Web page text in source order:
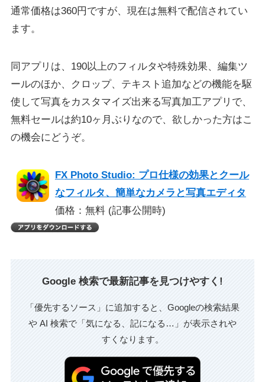
通常価格は360円ですが、現在は無料で配信されてい
ます。
同アプリは、190以上のフィルタや特殊効果、編集ツ
ールのほか、クロップ、テキスト追加などの機能を駆
使して写真をカスタマイズ出来る写真加工アプリで、
無料セールは約10ヶ月ぶりなので、欲しかった方はこ
の機会にどうぞ。
FX Photo Studio: プロ仕様の効果とクール
なフィルタ、簡単なカメラと写真エディタ
価格：無料 (記事公開時)
Google 検索で最新記事を見つけやすく!
「優先するソース」に追加すると、Googleの検索結果
や AI 検索で「気になる、記になる…」が表示されや
すくなります。